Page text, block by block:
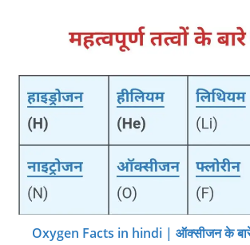
Oxygen Facts in hindi | ऑक्‍सीजन के बारे